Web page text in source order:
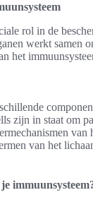
rol in de
werkt samen
het
zijn in staat om
van het